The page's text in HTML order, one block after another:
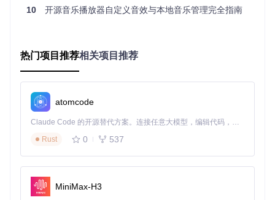
方式。
预期效果：蓝牙设备将接收到未经压缩的音频信号，细节
表现提升30%
车载场景的安全交互
开车时操作音乐应用存在安全隐患，Salt Player专为车载环境
优化的界面解决了这一问题。大尺寸按钮和简化操作流程，让
你无需分心即可完成基本控制。
📌 重要提示：驾车时请使用语音控制或停车后再进行复杂操
作，确保行车安全。
💡 专业提示：在车载设置中启用"驾驶模式"，系统会自动增大
按钮尺寸并简化界面，进一步提升行车安全性。
10 开源音乐播放器自定义音效与本地音乐管理完全指南
热门项目推荐相关项目推荐
atomcode
Claude Code 的开源替代方案。连接任意大模型，编辑代码，运行命令，自动验证 — 全自动执行。用 Rust 构建，极致性能。 ｜ An open-source alternative to Claude Code. Connect any LLM, edit code, run commands, and verify changes — autonomously. Built in Rust for speed. Get Started
Rust
0 537
MiniMax-H3